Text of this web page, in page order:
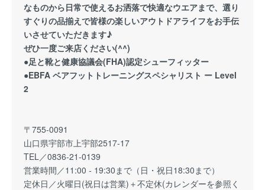
なものから日常で使えるお洒落で快適なウエアまで、選り
すぐりの品揃えで皆様の楽しいアウトドアライフをお手伝
いさせていただきます♪
ぜひ一度ご来店ください(^^)
●足と靴と健康協議会(FHA)認定シューフィッター
●EBFA ベアフットトレーニングスペシャリスト ー Level
2
〒755-0091
山口県宇部市上宇部2517-17
TEL／0836-21-0139
営業時間／11:00 - 19:30まで（日・祝日18:30まで）
定休日／火曜日(祝日は営業)＋不定休(カレンダーを参照く